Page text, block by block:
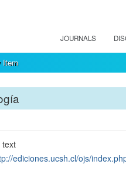
JOURNALS
Item
text
ediciones.ucsh.cl/ojs/